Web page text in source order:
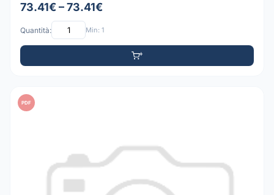
73.41€ – 73.41€
Quantità: Min: 1
PDF